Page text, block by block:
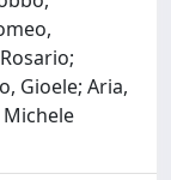
Gioele; Aria,